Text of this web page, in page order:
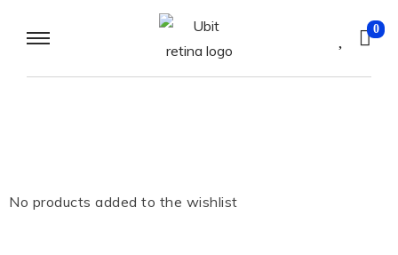
0
No products added to the wishlist